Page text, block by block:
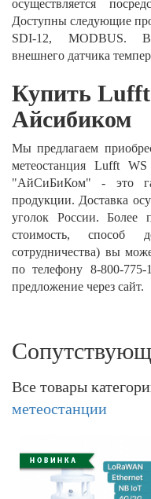
осуществляется
Доступны следующие
SDI-12, MODBUS.
внешнего датчика
Купить Lufft
Айсибиком
Мы предлагаем
метеостанция Lufft
"АйСиБиКом" - это
продукции. Доставка
уголок России. Более
стоимость, способ
сотрудничества) вы
по телефону 8-800-775-
предложение через сайт.
Все товары
метеостанции